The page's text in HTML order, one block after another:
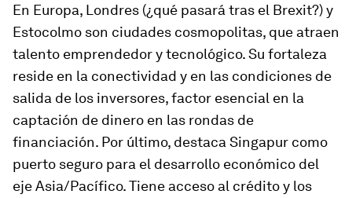
En Europa, Londres (¿qué pasará tras el Brexit?) y
Estocolmo son ciudades cosmopolitas, que atraen
talento emprendedor y tecnológico. Su fortaleza
reside en la conectividad y en las condiciones de
salida de los inversores, factor esencial en la
captación de dinero en las rondas de
financiación. Por último, destaca Singapur como
puerto seguro para el desarrollo económico del
eje Asia/Pacífico. Tiene acceso al crédito y los